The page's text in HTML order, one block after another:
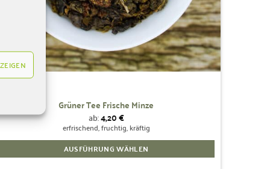
werden
Grüner Tee Frische Minze
ab:4,20€
erfrischend, fruchtig, kräftig
AUSFÜHRUNG WÄHLEN